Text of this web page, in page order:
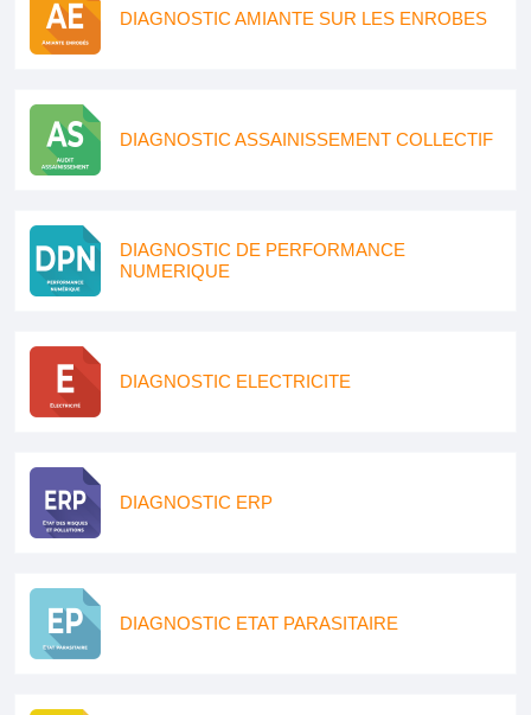
DIAGNOSTIC AMIANTE SUR LES ENROBES
DIAGNOSTIC ASSAINISSEMENT COLLECTIF
DIAGNOSTIC DE PERFORMANCE
NUMERIQUE
DIAGNOSTIC ELECTRICITE
DIAGNOSTIC ERP
DIAGNOSTIC ETAT PARASITAIRE